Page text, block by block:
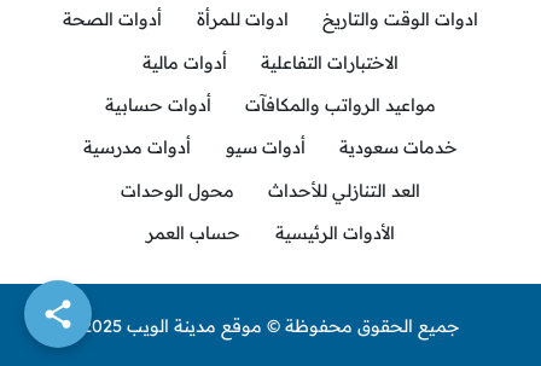
ادوات الوقت والتاريخ ادوات للمرأة
أدوات الصحة
الاختبارات التفاعلية
أدوات مالية
مواعيد الرواتب والمكافآت
أدوات حسابية
خدمات سعودية
أدوات سيو
أدوات مدرسية
العد التنازلي للأحداث
محول الوحدات
الأدوات الرئيسية
حساب العمر
جميع الحقوق محفوظة © موقع مدينة الويب 2025